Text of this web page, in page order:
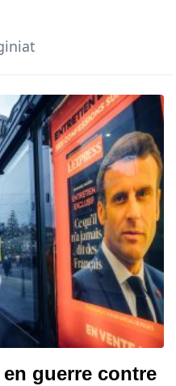
guerre contre